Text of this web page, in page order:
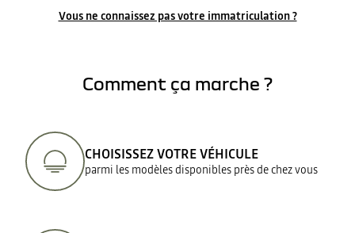
Vous ne connaissez pas votre immatriculation ?
Comment ça marche ?
CHOISISSEZ VOTRE VÉHICULE
parmi les modèles disponibles près de chez vous